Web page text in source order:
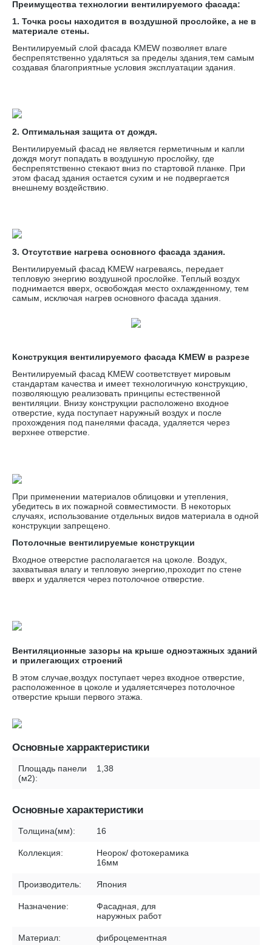
Преимущества технологии вентилируемого фасада:
1. Точка росы находится в воздушной прослойке, а не в
материале стены.
Вентилируемый слой фасада KMEW позволяет влаге
беспрепятственно удаляться за пределы здания,тем самым
создавая благоприятные условия эксплуатации здания.
2. Оптимальная защита от дождя.
Вентилируемый фасад не является герметичным и капли
дождя могут попадать в воздушную прослойку, где
беспрепятственно стекают вниз по стартовой планке. При
этом фасад здания остается сухим и не подвергается
внешнему воздействию.
3. Отсутствие нагрева основного фасада здания.
Вентилируемый фасад KMEW нагреваясь, передает
тепловую энергию воздушной прослойке. Теплый воздух
поднимается вверх, освобождая место охлажденному, тем
самым, исключая нагрев основного фасада здания.
Конструкция вентилируемого фасада KMEW в разрезе
Вентилируемый фасад KMEW соответствует мировым
стандартам качества и имеет технологичную конструкцию,
позволяющую реализовать принципы естественной
вентиляции. Внизу конструкции расположено входное
отверстие, куда поступает наружный воздух и после
прохождения под панелями фасада, удаляется через
верхнее отверстие.
При применении материалов облицовки и утепления,
убедитесь в их пожарной совместимости. В некоторых
случаях, использование отдельных видов материала в одной
конструкции запрещено.
Потолочные вентилируемые конструкции
Входное отверстие располагается на цоколе. Воздух,
захватывая влагу и тепловую энергию,проходит по стене
вверх и удаляется через потолочное отверстие.
Вентиляционные зазоры на крыше одноэтажных зданий
и прилегающих строений
В этом случае,воздух поступает через входное отверстие,
расположенное в цоколе и удаляетсячерез потолочное
отверстие крыши первого этажа.
Основные харрактеристики
Площадь панели
(м2):
1,38
Основные характеристики
Толщина(мм): 16
Коллекция:
Неорок/ фотокерамика
16мм
Производитель: Япония
Назначение:
Фасадная, для
наружных работ
Материал: фиброцементная